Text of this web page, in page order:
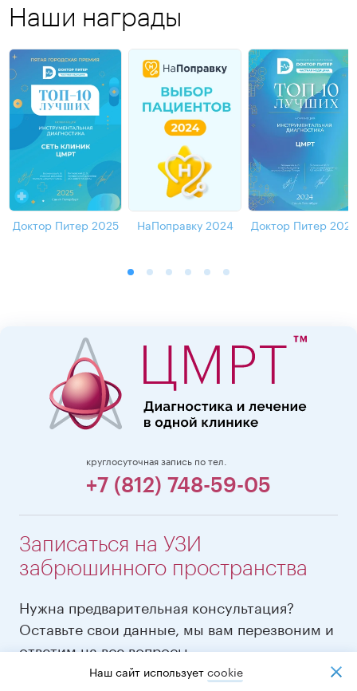
Наши награды
Доктор Питер 2025 НаПоправку 2024 Доктор Питер
круглосуточная запись по тел.
+7 (812) 748-59-05
Записаться на УЗИ
забрюшинного пространства
Нужна предварительная консультация?
Оставьте свои данные, мы вам перезвоним и
ответим на все вопросы
Наш сайт используетcookiе